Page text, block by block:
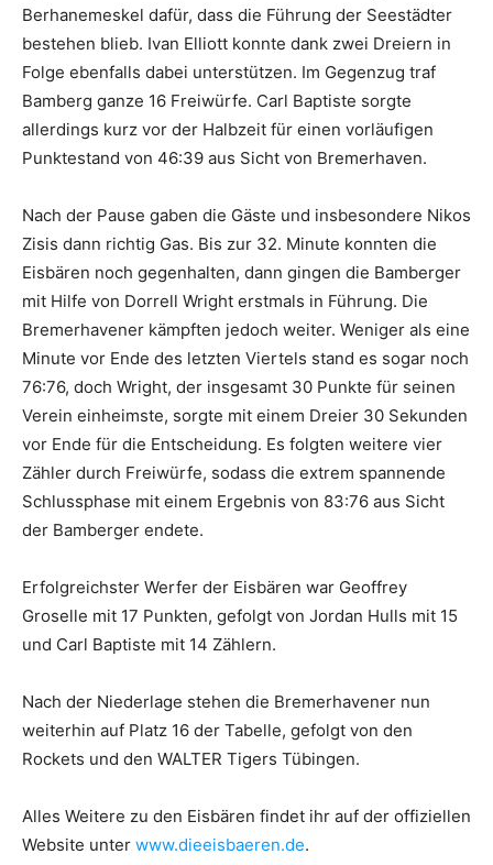
Berhanemeskel dafür, dass die Führung der Seestädter
bestehen blieb. Ivan Elliott konnte dank zwei Dreiern in
Folge ebenfalls dabei unterstützen. Im Gegenzug traf
Bamberg ganze 16 Freiwürfe. Carl Baptiste sorgte
allerdings kurz vor der Halbzeit für einen vorläufigen
Punktestand von 46:39 aus Sicht von Bremerhaven.
Nach der Pause gaben die Gäste und insbesondere Nikos
Zisis dann richtig Gas. Bis zur 32. Minute konnten die
Eisbären noch gegenhalten, dann gingen die Bamberger
mit Hilfe von Dorrell Wright erstmals in Führung. Die
Bremerhavener kämpften jedoch weiter. Weniger als eine
Minute vor Ende des letzten Viertels stand es sogar noch
76:76, doch Wright, der insgesamt 30 Punkte für seinen
Verein einheimste, sorgte mit einem Dreier 30 Sekunden
vor Ende für die Entscheidung. Es folgten weitere vier
Zähler durch Freiwürfe, sodass die extrem spannende
Schlussphase mit einem Ergebnis von 83:76 aus Sicht
der Bamberger endete.
Erfolgreichster Werfer der Eisbären war Geoffrey
Groselle mit 17 Punkten, gefolgt von Jordan Hulls mit 15
und Carl Baptiste mit 14 Zählern.
Nach der Niederlage stehen die Bremerhavener nun
weiterhin auf Platz 16 der Tabelle, gefolgt von den
Rockets und den WALTER Tigers Tübingen.
Alles Weitere zu den Eisbären findet ihr auf der offiziellen
Website unter www.dieeisbaeren.de.